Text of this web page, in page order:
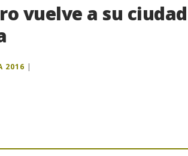
vuelve a su ciudad
2016 |